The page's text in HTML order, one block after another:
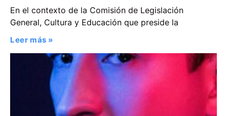
En el contexto de la Comisión de Legislación
General, Cultura y Educación que preside la
Leer más »